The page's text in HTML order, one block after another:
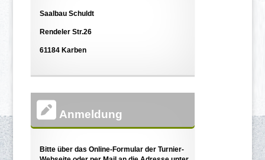
Saalbau Schuldt
Rendeler Str.26
61184 Karben
Anmeldung
Bitte über das Online-Formular der Turnier-